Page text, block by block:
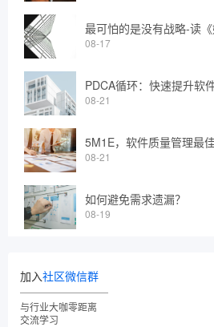
最可怕的是没有战略-读《
08-17
PDCA循环：快速提升软
08-21
5M1E，软件质量管理最
08-21
如何避免需求遗漏？
08-19
加入社区微信群
与行业大咖零距离
交流学习